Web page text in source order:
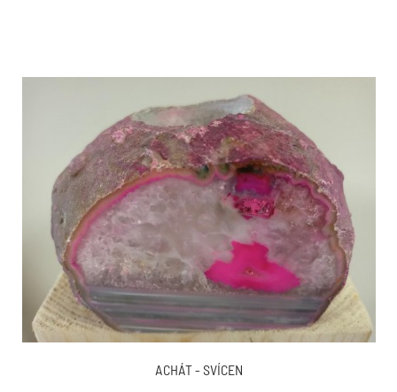
ACHÁT - SVÍCEN